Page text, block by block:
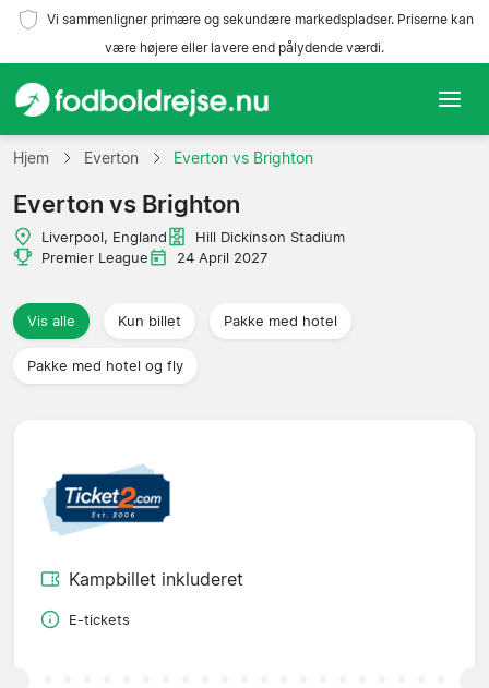
Vi sammenligner primære og sekundære markedspladser. Priserne kan
være højere eller lavere end pålydende værdi.
Hjem
Hold
Ligaer
Rejsebureauer
Hjem Everton Everton vs Brighton
Everton vs Brighton
Liverpool, England
Hill Dickinson Stadium
Premier League
24 April 2027
Vis alle Kun billet Pakke med hotel
Pakke med hotel og fly
Kampbillet inkluderet
E-tickets